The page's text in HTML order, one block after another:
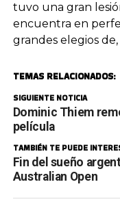
tuvo una gran
encuentra en
grandes elegios
TEMAS RELACIONADOS:
SIGUIENTE NOTICIA
Dominic Thiem
película
TAMBIÉN TE PUEDE
Fin del sueño
Australian Open